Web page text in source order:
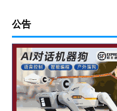
公告